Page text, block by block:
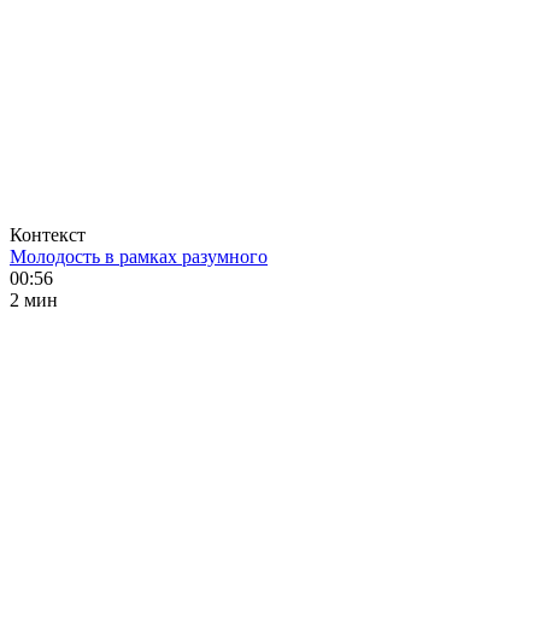
Контекст
Молодость в рамках разумного
00:56
2 мин